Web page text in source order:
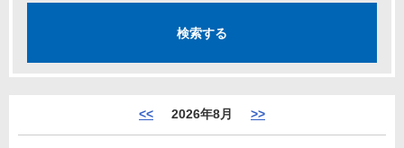
<< 2026年8月 >>